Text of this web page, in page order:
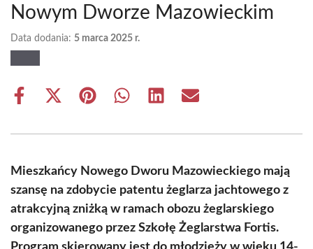
Nowym Dworze Mazowieckim
Data dodania: 5 marca 2025 r.
Share
Share
(Twitter)
Share Share Share Share
Mieszkańcy Nowego Dworu Mazowieckiego mają
szansę na zdobycie patentu żeglarza jachtowego z
atrakcyjną zniżką w ramach obozu żeglarskiego
organizowanego przez Szkołę Żeglarstwa Fortis.